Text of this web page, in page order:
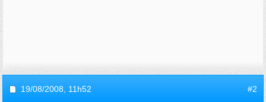
19/08/2008, 11h52 #2